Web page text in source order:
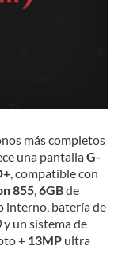
más completos
una pantallaG-
, compatible con
855 6GBde
interno, batería de
y un sistema de
+ 13MP ultra